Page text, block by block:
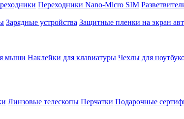
Переходники Nano-Micro SIM
Зарядные устройства Защитные пленки на экран
мыши Наклейки для клавиатуры Чехлы для
Линзовые телескопы Перчатки Подарочные